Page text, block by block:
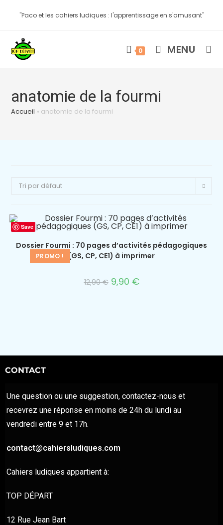
"Paco et les cahiers ludiques : l'apprentissage en s'amusant"
0 MENU
anatomie de la fourmi
Accueil » anatomie de la fourmi
Tri par défaut
Save
PROMO !
Dossier Fourmi : 70 pages d’activités pédagogiques
(GS, CP, CE1) à imprimer
12,90€ 9,90 €
CONTACT
Une question ou une suggestion, contactez-nous et
recevrez une réponse en moins de 24h du lundi au
vendredi entre 9 et 17h.
contact@cahiersludiques.com
Cahiers ludiques appartient à:
TOP DÉPART
12 Rue Jean Bart